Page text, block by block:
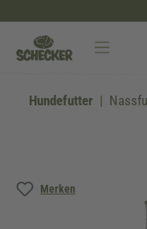
Hundefutter
Merken
Bildergalerie